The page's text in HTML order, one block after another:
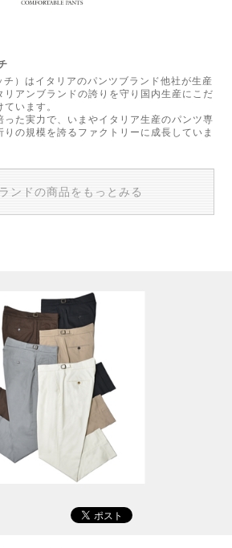
）はイタリアのパンツブランド他社が生産
リアンブランドの誇りを守り国内生産にこだ
います。
った実力で、いまやイタリア生産のパンツ専
の規模を誇るファクトリーに成長していま
ンドの商品をもっとみる